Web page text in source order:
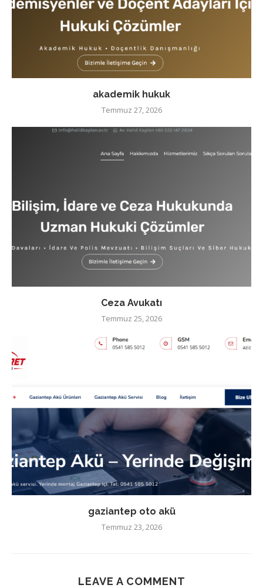
akademik hukuk
Temmuz 27, 2026
Ceza Avukatı
Temmuz 25, 2026
gaziantep oto akü
Temmuz 23, 2026
LEAVE A COMMENT